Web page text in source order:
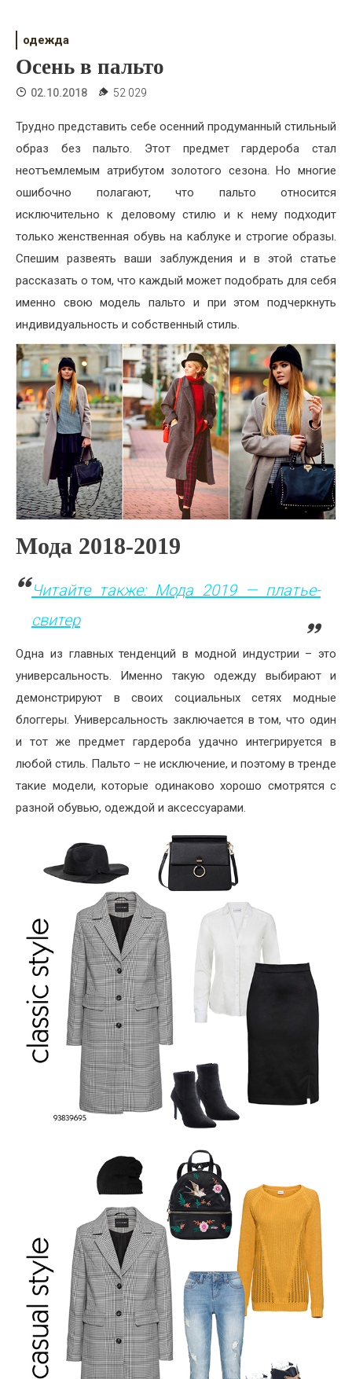
Дети
Свадьба
Хобби
Недвижимость
одежда
Осень в пальто
02.10.2018 52 029
Трудно представить себе осенний продуманный стильный
образ без пальто. Этот предмет гардероба стал
неотъемлемым атрибутом золотого сезона. Но многие
ошибочно полагают, что пальто относится
исключительно к деловому стилю и к нему подходит
только женственная обувь на каблуке и строгие образы.
Спешим развеять ваши заблуждения и в этой статье
рассказать о том, что каждый может подобрать для себя
именно свою модель пальто и при этом подчеркнуть
индивидуальность и собственный стиль.
Мода 2018-2019
Читайте также: Мода 2019 — платье-
свитер
Одна из главных тенденций в модной индустрии – это
универсальность. Именно такую одежду выбирают и
демонстрируют в своих социальных сетях модные
блоггеры. Универсальность заключается в том, что один
и тот же предмет гардероба удачно интегрируется в
любой стиль. Пальто – не исключение, и поэтому в тренде
такие модели, которые одинаково хорошо смотрятся с
разной обувью, одеждой и аксессуарами.